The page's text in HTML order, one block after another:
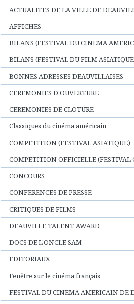
ACTUALITES DE LA VILLE DE
AFFICHES
BILANS (FESTIVAL DU CINEMA
BILANS (FESTIVAL DU FILM
BONNES ADRESSES DEAUVILLAISES
CEREMONIES D'OUVERTURE
CEREMONIES DE CLOTURE
Classiques du cinéma américain
COMPETITION (FESTIVAL ASIATIQUE)
COMPETITION OFFICIELLE
CONCOURS
CONFERENCES DE PRESSE
CRITIQUES DE FILMS
DEAUVILLE TALENT AWARD
DOCS DE L'ONCLE SAM
EDITORIAUX
Fenêtre sur le cinéma français
FESTIVAL DU CINEMA AMERICAIN DE